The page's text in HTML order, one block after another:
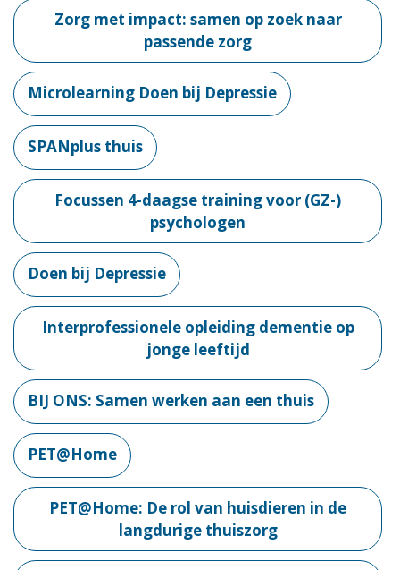
Zorg met impact: samen op zoek naar
passende zorg
Microlearning Doen bij Depressie
SPANplus thuis
Focussen 4-daagse training voor (GZ-)
psychologen
Doen bij Depressie
Interprofessionele opleiding dementie op
jonge leeftijd
BIJ ONS: Samen werken aan een thuis
PET@Home
PET@Home: De rol van huisdieren in de
langdurige thuiszorg